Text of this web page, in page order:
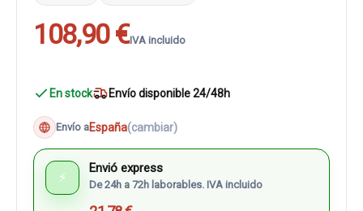
108,90 €IVA incluido
En stock Envío disponible 24/48h
Envío aEspaña(cambiar)
⚡
Envió express
De 24h a 72h laborables. IVA incluido